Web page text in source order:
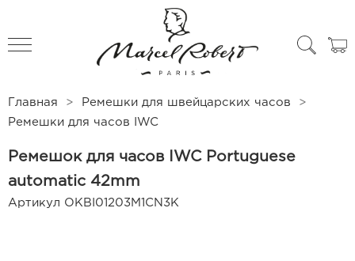
Главная
Ремешки для швейцарских часов
Ремешки для часов IWC
Ремешок для часов IWC Portuguese
automatic 42mm
Артикул OKBI01203M1CN3K